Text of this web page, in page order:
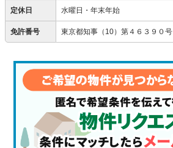
定休日 水曜日・年末年始
免許番号 東京都知事（10）第４６３９０号